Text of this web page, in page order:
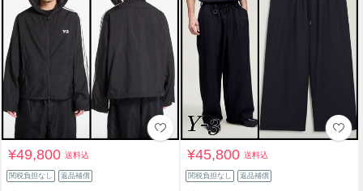
¥49,800送料込
関税負担なし 返品補償
¥45,800送料込
関税負担なし 返品補償